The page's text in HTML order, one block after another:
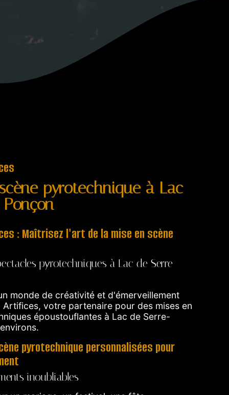
pyrotechnique à Lac
: Maîtrisez l'art de la mise en scène
pyrotechniques à Lac de Serre-
monde de créativité et d'émerveillement
Artifices, votre partenaire pour des mises en
époustouflantes à Lac de Serre-
pyrotechnique personnalisées pour
inoubliables